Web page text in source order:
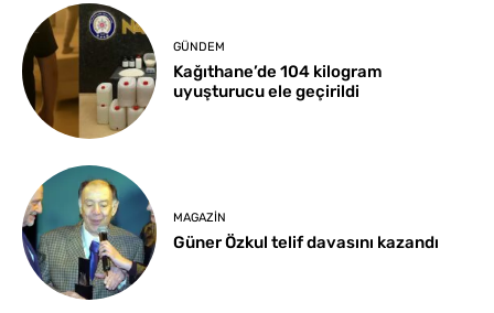
GÜNDEM
Kağıthane’de 104 kilogram
uyuşturucu ele geçirildi
MAGAZIN
Güner Özkul telif davasını kazandı